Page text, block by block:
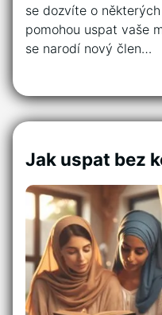
se dozvíte o
pomohou uspat vaše
se narodí nový člen…
Jak uspat bez